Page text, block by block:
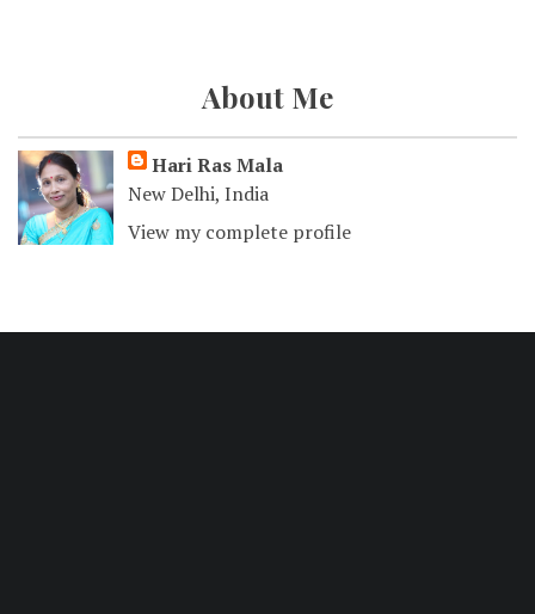
About Me
Hari Ras Mala
New Delhi, India
View my complete profile